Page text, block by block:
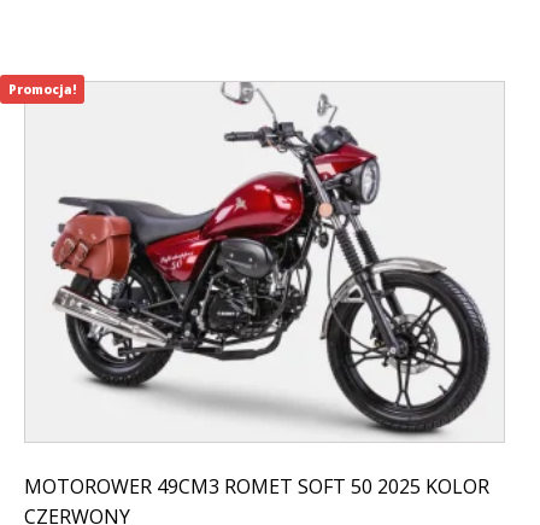
MOTOROWER 49CM3 ROMET SOFT 50 2025 KOLOR
CZERWONY
Promocja!